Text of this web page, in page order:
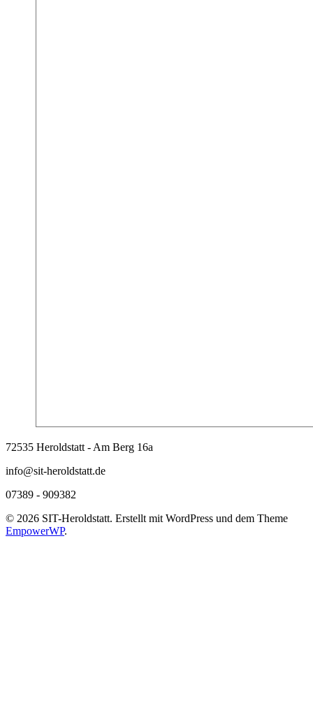
72535 Heroldstatt - Am Berg 16a
info@sit-heroldstatt.de
07389 - 909382
© 2026 SIT-Heroldstatt. Erstellt mit WordPress und dem Theme
EmpowerWP.